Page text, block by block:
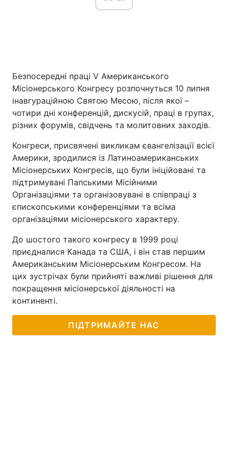
Безпосередні праці V Американського
Місіонерського Конгресу розпочнуться 10 липня
інавгураційною Святою Месою, після якої –
чотири дні конференцій, дискусій, праці в групах,
різних форумів, свідчень та молитовних заходів.
Конгреси, присвячені викликам євангелізації всієї
Америки, зродилися із Латиноамериканських
Місіонерських Конгресів, що були ініційовані та
підтримувані Папськими Місійними
Організаціями та організовувані в співпраці з
єпископськими конференціями та всіма
організаціями місіонерського характеру.
До шостого такого конгресу в 1999 році
приєдналися Канада та США, і він став першим
Американським Місіонерським Конгресом. На
цих зустрічах були прийняті важливі рішення для
покращення місіонерської діяльності на
континенті.
ПІДТРИМАЙТЕ НАС